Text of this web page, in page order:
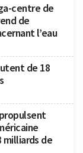
centre de
de
l’eau
de 18
milliards de